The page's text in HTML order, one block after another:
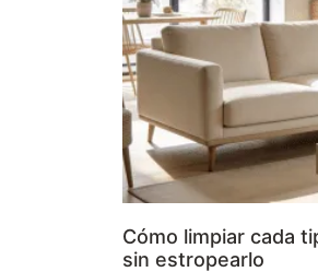
Cómo limpiar cada
sin estropearlo